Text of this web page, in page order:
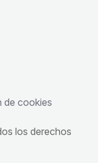
de cookies
los derechos